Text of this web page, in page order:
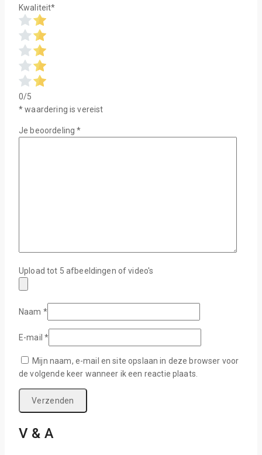
Kwaliteit*
0/5
* waardering is vereist
Je beoordeling*
Upload tot 5 afbeeldingen of video's
Naam *
E-mail*
Mijn naam, e-mail en site opslaan in deze browser voor
de volgende keer wanneer ik een reactie plaats.
V & A